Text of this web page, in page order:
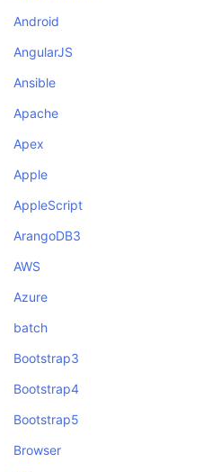
Android
AngularJS
Ansible
Apache
Apex
Apple
AppleScript
ArangoDB3
AWS
Azure
batch
Bootstrap3
Bootstrap4
Bootstrap5
Browser